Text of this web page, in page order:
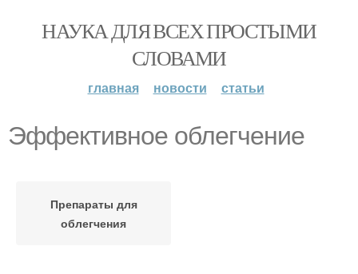
НАУКА ДЛЯ ВСЕХ ПРОСТЫМИ
СЛОВАМИ
главная новости статьи
Эффективное облегчение
Препараты для
облегчения